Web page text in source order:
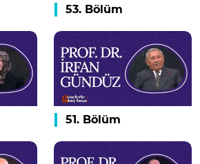
53. Bölüm
51. Bölüm